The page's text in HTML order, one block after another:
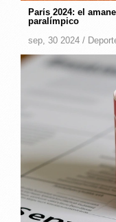
París 2024: el
paralímpico
sep, 30 2024 /